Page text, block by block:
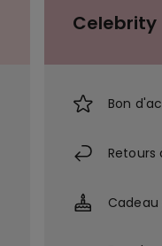
Celebrity
Bon
Retours